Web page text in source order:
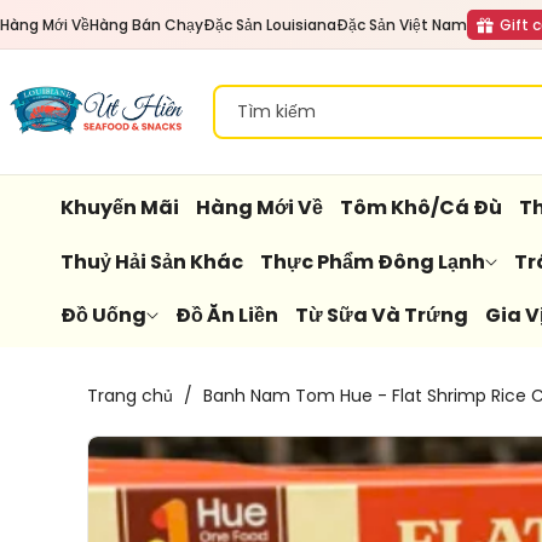
Đến Nội
Dung
Hàng Mới VềHàng Bán ChạyĐặc Sản LouisianaĐặc Sản Việt Nam Gift
Tìm kiếm
Khuyến Mãi Hàng Mới Về Tôm Khô/Cá Đù
Thuỷ Hải Sản Khác
Thực Phẩm Đông Lạnh
Đồ Uống
Đồ Ăn Liền Từ Sữa Và Trứng Gia
Trang chủ / Banh Nam Tom Hue - Flat Shrimp Rice
Chuyển
Thông
Tin Sản
Phẩm